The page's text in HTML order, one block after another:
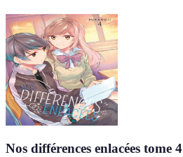
Nos différences enlacées tome 4